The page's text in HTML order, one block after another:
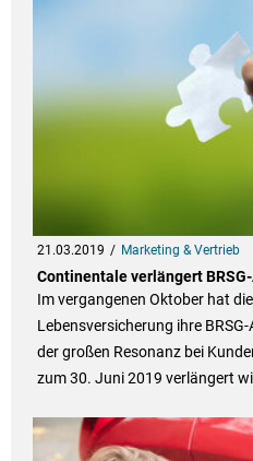
21.03.2019 Marketing & Vertrieb
Continentale verlängert
Im vergangenen Oktober hat
Lebensversicherung ihre
der großen Resonanz bei
zum 30. Juni 2019 verlängert